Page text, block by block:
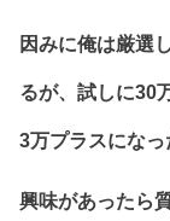
因みに俺は厳選
るが、試しに30
3万プラスになっ
興味があったら